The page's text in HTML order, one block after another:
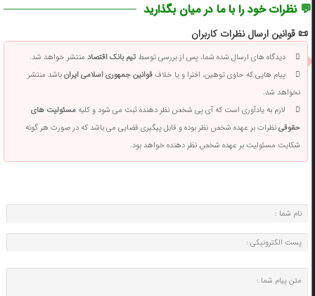
💬 نظرات خود را با ما در میان بگذارید
📜 قوانین ارسال نظرات کاربران
دیدگاه های ارسال شده شما، پس از بررسی توسطتیم بانک اقتصادمنتشر خواهد شد.
پیام هایی که حاوی توهین، افترا و یا خلافقوانین جمهوری اسلامی ایرانباشد منتشر
نخواهد شد.
لازم به یادآوری است که آی پی شخص نظر دهنده ثبت می شود و کلیهمسئولیت های
حقوقینظرات بر عهده شخص نظر بوده و قابل پیگیری قضایی می باشد که در صورت هر گونه
شکایت مسئولیت بر عهده شخص نظر دهنده خواهد بود.